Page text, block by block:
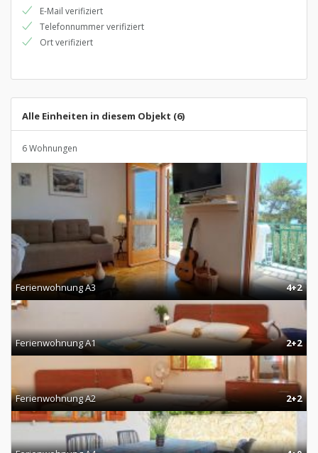
E-Mail verifiziert
Telefonnummer verifiziert
Ort verifiziert
Alle Einheiten in diesem Objekt (6)
6 Wohnungen
Ferienwohnung A3 4+2
Ferienwohnung A1 2+2
Ferienwohnung A2 2+2